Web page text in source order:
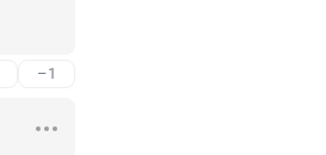
–1